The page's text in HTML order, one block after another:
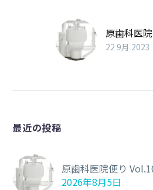
原歯科医
22 9月 2023
最近の投稿
原歯科医院便り
2026年8月5日